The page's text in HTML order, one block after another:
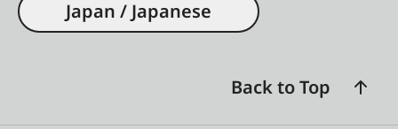
Japan / Japanese
Back to Top